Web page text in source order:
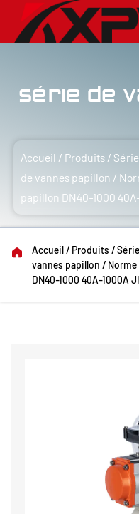
Série de
Accueil / Produits /
de vannes papillon /
papillon DN40-1000
Accueil/ Produits /
vannes papillon /
DN40-1000 40A-1000A